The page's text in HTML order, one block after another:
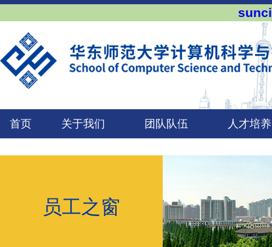
首页 关于我们 团队队伍 人才培养
员工之窗